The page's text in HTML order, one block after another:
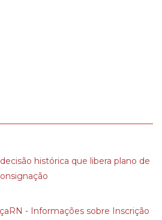
histórica que libera plano de
- Informações sobre Inscrição